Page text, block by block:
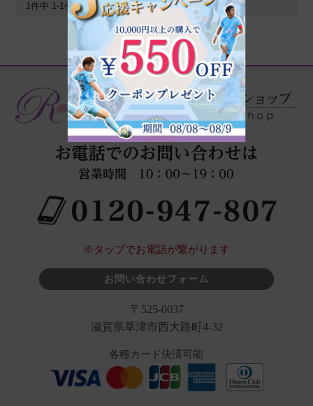
1件中 1-1件表示
※タップでお電話が繋がります
お問い合わせフォーム
〒525-0037
滋賀県草津市西大路町4-32
各種カード決済可能